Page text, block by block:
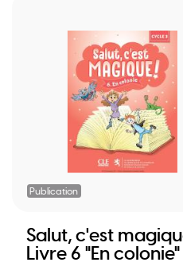
Publication
Salut, c'est
Livre 6 "En colonie"